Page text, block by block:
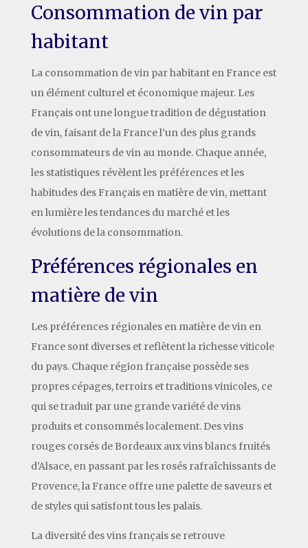
Consommation de vin par
habitant
La consommation de vin par habitant en France est
un élément culturel et économique majeur. Les
Français ont une longue tradition de dégustation
de vin, faisant de la France l’un des plus grands
consommateurs de vin au monde. Chaque année,
les statistiques révèlent les préférences et les
habitudes des Français en matière de vin, mettant
en lumière les tendances du marché et les
évolutions de la consommation.
Préférences régionales en
matière de vin
Les préférences régionales en matière de vin en
France sont diverses et reflètent la richesse viticole
du pays. Chaque région française possède ses
propres cépages, terroirs et traditions vinicoles, ce
qui se traduit par une grande variété de vins
produits et consommés localement. Des vins
rouges corsés de Bordeaux aux vins blancs fruités
d’Alsace, en passant par les rosés rafraîchissants de
Provence, la France offre une palette de saveurs et
de styles qui satisfont tous les palais.
La diversité des vins français se retrouve